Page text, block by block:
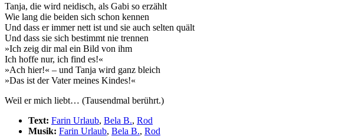
Tanja, die wird neidisch, als Gabi so erzählt
Wie lang die beiden sich schon kennen
Und dass er immer nett ist und sie auch selten quält
Und dass sie sich bestimmt nie trennen
»Ich zeig dir mal ein Bild von ihm
Ich hoffe nur, ich find es!«
»Ach hier!« – und Tanja wird ganz bleich
»Das ist der Vater meines Kindes!«
Weil er mich liebt… (Tausendmal berührt.)
Text: Farin Urlaub, Bela B., Rod
Musik: Farin Urlaub, Bela B., Rod